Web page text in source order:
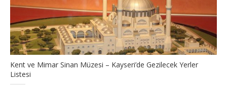
Kent ve Mimar Sinan Müzesi – Kayseri’de Gezilecek Yerler
Listesi